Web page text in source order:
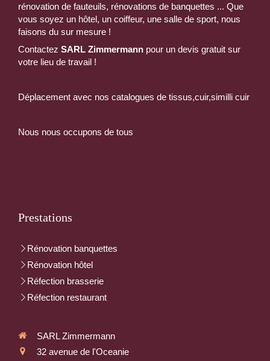
rénovation de fauteuils, rénovations de banquettes ... Que
vous soyez un hôtel, un coiffeur, une salle de sport, nous
faisons du sur mesure !
Contactez SARL Zimmermann pour un devis gratuit sur
votre lieu de travail !
Déplacement avec nos catalogues de tissus,cuir,similli cuir
Nous nous occupons de tous
Prestations
Rénovation banquettes
Rénovation hôtel
Réfection brasserie
Réfection restaurant
SARL Zimmermann
32 avenue de l'Oceanie